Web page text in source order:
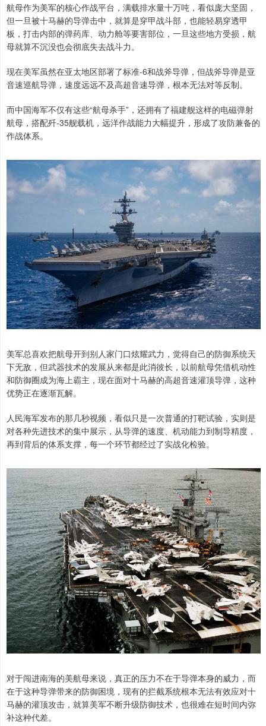
航母作为美军的核心作战平台，满载排水量十万吨，看似庞大坚固，
但一旦被十马赫的导弹击中，就算是穿甲战斗部，也能轻易穿透甲
板，打击内部的弹药库、动力舱等要害部位，一旦这些地方受损，航
母就算不沉没也会彻底失去战斗力。
现在美军虽然在亚太地区部署了标准-6和战斧导弹，但战斧导弹是亚
音速巡航导弹，速度远远不及高超音速导弹，根本无法对等反制。
而中国海军不仅有这些“航母杀手”，还拥有了福建舰这样的电磁弹射
航母，搭配歼-35舰载机，远洋作战能力大幅提升，形成了攻防兼备的
作战体系。
美军总喜欢把航母开到别人家门口炫耀武力，觉得自己的防御系统天
下无敌，但武器技术的发展从来都是此消彼长，以前航母凭借机动性
和防御圈成为海上霸主，现在面对十马赫的高超音速灌顶导弹，这种
优势正在逐渐瓦解。
人民海军发布的那几秒视频，看似只是一次普通的打靶试验，实则是
对各种先进技术的集中展示，从导弹的速度、机动能力到制导精度，
再到背后的体系支撑，每一个环节都经过了实战化检验。
对于闯进南海的美航母来说，真正的压力不在于导弹本身的威力，而
在于这种导弹带来的防御困境，现有的拦截系统根本无法有效应对十
马赫的灌顶攻击，就算美军不断升级防御技术，也很难在短时间内弥
补这种代差。